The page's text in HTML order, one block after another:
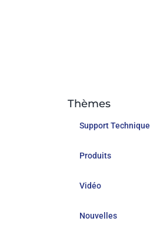
Thèmes
Support Technique
Produits
Vidéo
Nouvelles